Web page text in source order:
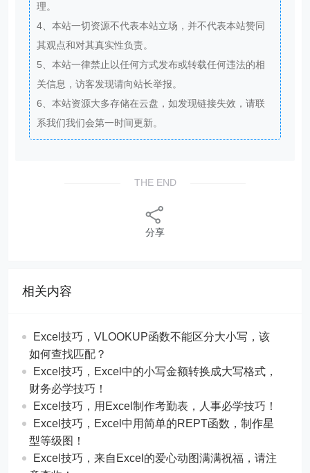
理。
4、本站一切资源不代表本站立场，并不代表本站赞同
其观点和对其真实性负责。
5、本站一律禁止以任何方式发布或转载任何违法的相
关信息，访客发现请向站长举报。
6、本站资源大多存储在云盘，如发现链接失效，请联
系我们我们会第一时间更新。
THE END
分享
相关内容
Excel技巧，​​VLOOKUP函数不能区分大小写，该
如何查找匹配？
​​Excel技巧，Excel中的小写金额转换成大写格式，
财务必学技巧！
​​Excel技巧，用Excel制作考勤表，人事必学技巧！
Excel技巧，​​Excel中用简单的REPT函数，制作星
型等级图！
Excel技巧，来自Excel的爱心动图满满祝福，请注